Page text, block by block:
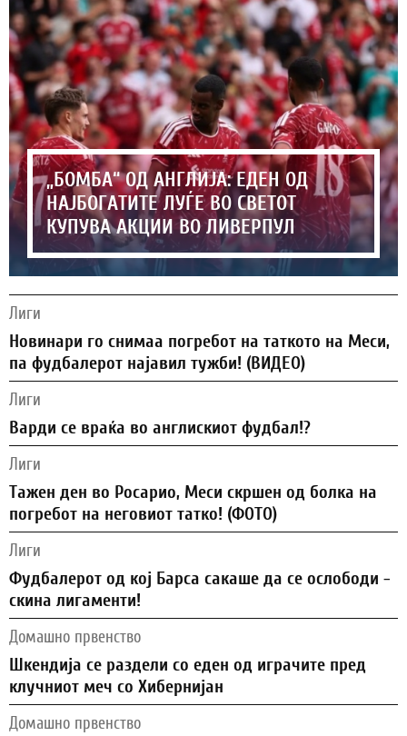
„БОМБА“ ОД АНГЛИЈА: ЕДЕН ОД
НАЈБОГАТИТЕ ЛУЃЕ ВО СВЕТОТ
КУПУВА АКЦИИ ВО ЛИВЕРПУЛ
Лиги
Новинари го снимаа погребот на таткото на Меси,
па фудбалерот најавил тужби! (ВИДЕО)
Лиги
Варди се враќа во англискиот фудбал!?
Лиги
Тажен ден во Росарио, Меси скршен од болка на
погребот на неговиот татко! (ФОТО)
Лиги
Фудбалерот од кој Барса сакаше да се ослободи -
скина лигаменти!
Домашно првенство
Шкендија се раздели со еден од играчите пред
клучниот меч со Хибернијан
Домашно првенство